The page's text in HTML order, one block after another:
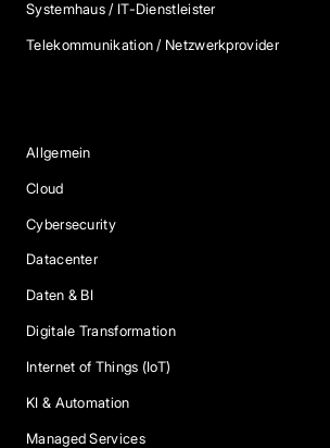
Systemhaus / IT-Dienstleister
Telekommunikation / Netzwerkprovider
Allgemein
Cloud
Cybersecurity
Datacenter
Daten & BI
Digitale Transformation
Internet of Things (IoT)
KI & Automation
Managed Services